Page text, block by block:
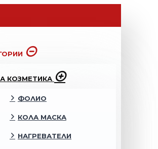
КОЗМЕТИКА
ФОЛИО
КОЛА МАСКА
НАГРЕВАТЕЛИ